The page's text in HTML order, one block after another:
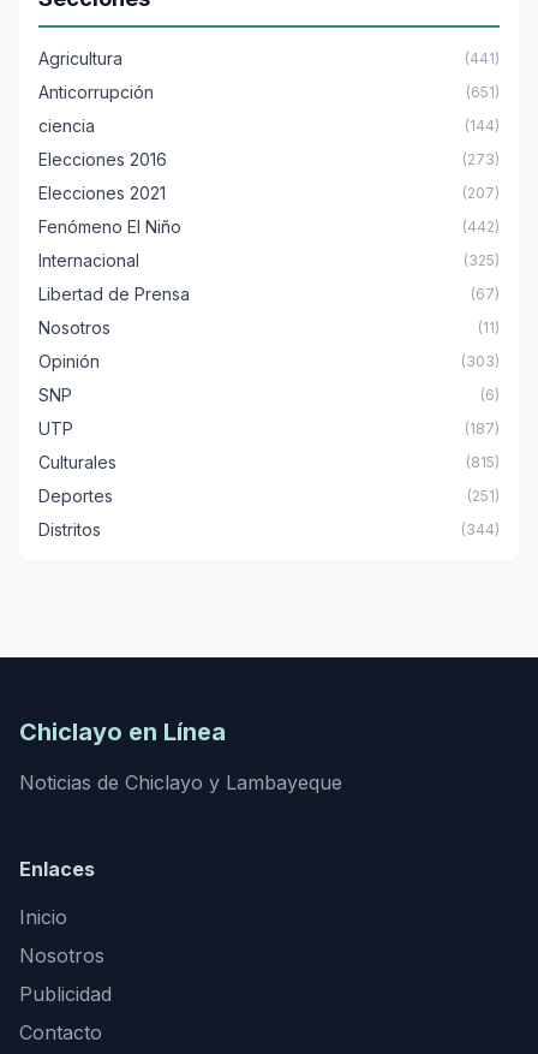
Agricultura (441)
Anticorrupción (651)
ciencia (144)
Elecciones 2016 (273)
Elecciones 2021 (207)
Fenómeno El Niño (442)
Internacional (325)
Libertad de Prensa (67)
Nosotros (11)
Opinión (303)
SNP (6)
UTP (187)
Culturales (815)
Deportes (251)
Distritos (344)
Chiclayo en Línea
Noticias de Chiclayo y Lambayeque
Enlaces
Inicio
Nosotros
Publicidad
Contacto